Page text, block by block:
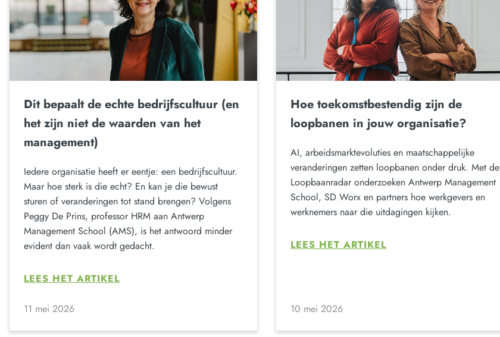
Dit bepaalt de echte bedrijfscultuur (en
het zijn niet de waarden van het
management)
Iedere organisatie heeft er eentje: een bedrijfscultuur.
Maar hoe sterk is die echt? En kan je die bewust
sturen of veranderingen tot stand brengen? Volgens
Peggy De Prins, professor HRM aan Antwerp
Management School (AMS), is het antwoord minder
evident dan vaak wordt gedacht.
LEES HET ARTIKEL
11 mei 2026
Hoe toekomstbestendig zijn de
loopbanen in jouw organisatie?
AI, arbeidsmarktevoluties en maatschappelijke
veranderingen zetten loopbanen onder druk. Met de
Loopbaanradar onderzoeken Antwerp Management
School, SD Worx en partners hoe werkgevers en
werknemers naar die uitdagingen kijken.
LEES HET ARTIKEL
10 mei 2026